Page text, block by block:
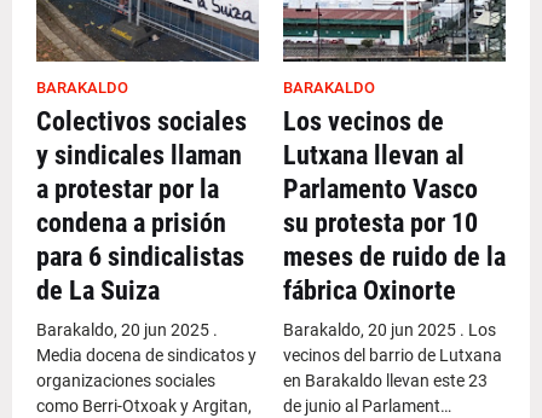
BARAKALDO
Colectivos sociales
y sindicales llaman
a protestar por la
condena a prisión
para 6 sindicalistas
de La Suiza
Barakaldo, 20 jun 2025 .
Media docena de sindicatos y
organizaciones sociales
como Berri-Otxoak y Argitan,
BARAKALDO
Los vecinos de
Lutxana llevan al
Parlamento Vasco
su protesta por 10
meses de ruido de la
fábrica Oxinorte
Barakaldo, 20 jun 2025 . Los
vecinos del barrio de Lutxana
en Barakaldo llevan este 23
de junio al Parlament…